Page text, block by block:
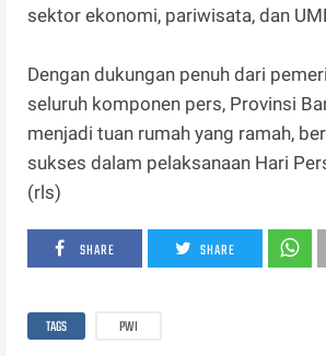
sektor ekonomi, pariwisata, dan
Dengan dukungan penuh dari
seluruh komponen pers, Provinsi
menjadi tuan rumah yang ramah,
sukses dalam pelaksanaan Hari
(rls)
SHARE SHARE
TAGS PWI